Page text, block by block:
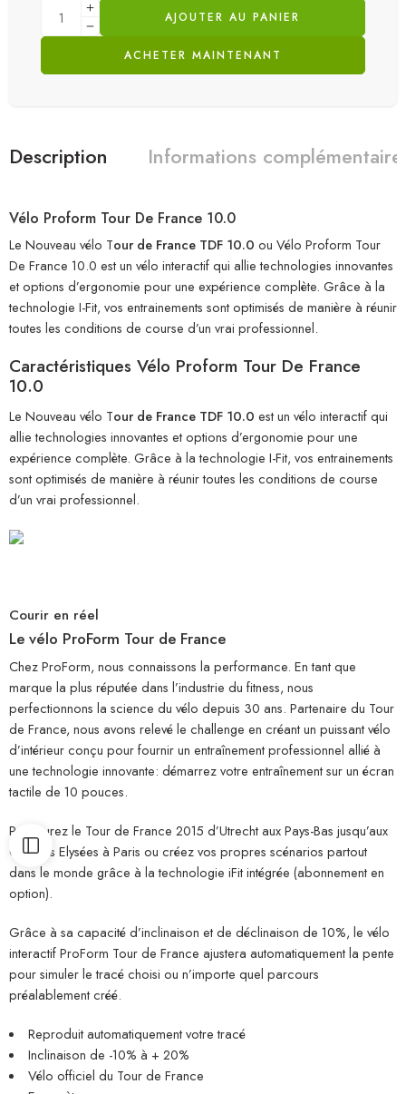
AJOUTER AU PANIER
ACHETER MAINTENANT
Description Informations
Vélo Proform Tour De France 10.0
Le Nouveau vélo Tour de France TDF 10.0 ou Vélo Proform Tour
De France 10.0 est un vélo interactif qui allie technologies innovantes
et options d’ergonomie pour une expérience complète. Grâce à la
technologie I-Fit, vos entrainements sont optimisés de manière à réunir
toutes les conditions de course d’un vrai professionnel.
Caractéristiques Vélo Proform Tour De France
10.0
Le Nouveau vélo Tour de France TDF 10.0 est un vélo interactif qui
allie technologies innovantes et options d’ergonomie pour une
expérience complète. Grâce à la technologie I-Fit, vos entrainements
sont optimisés de manière à réunir toutes les conditions de course
d’un vrai professionnel.
Courir en réel
Le vélo ProForm Tour de France
Chez ProForm, nous connaissons la performance. En tant que
marque la plus réputée dans l’industrie du fitness, nous
perfectionnons la science du vélo depuis 30 ans. Partenaire du Tour
de France, nous avons relevé le challenge en créant un puissant vélo
d’intérieur conçu pour fournir un entraînement professionnel allié à
une technologie innovante: démarrez votre entraînement sur un écran
tactile de 10 pouces.
Parcourez le Tour de France 2015 d’Utrecht aux Pays-Bas jusqu’aux
Champs Elysées à Paris ou créez vos propres scénarios partout
dans le monde grâce à la technologie iFit intégrée (abonnement en
option).
Grâce à sa capacité d’inclinaison et de déclinaison de 10%, le vélo
interactif ProForm Tour de France ajustera automatiquement la pente
pour simuler le tracé choisi ou n’importe quel parcours
préalablement créé.
Reproduit automatiquement votre tracé
Inclinaison de -10% à + 20%
Vélo officiel du Tour de France